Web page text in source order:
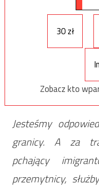
30 zł
Zobacz kto
Jesteśmy
granicy. A za
pchający
przemytnicy,